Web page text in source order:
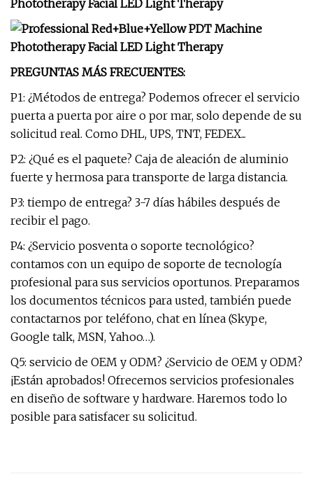
PREGUNTAS MÁS FRECUENTES:
P1: ¿Métodos de entrega? Podemos ofrecer el servicio
puerta a puerta por aire o por mar, solo depende de su
solicitud real. Como DHL, UPS, TNT, FEDEX...
P2: ¿Qué es el paquete? Caja de aleación de aluminio
fuerte y hermosa para transporte de larga distancia.
P3: tiempo de entrega? 3-7 días hábiles después de
recibir el pago.
P4: ¿Servicio posventa o soporte tecnológico?
contamos con un equipo de soporte de tecnología
profesional para sus servicios oportunos. Preparamos
los documentos técnicos para usted, también puede
contactarnos por teléfono, chat en línea (Skype,
Google talk, MSN, Yahoo…).
Q5: servicio de OEM y ODM? ¿Servicio de OEM y ODM?
¡Están aprobados! Ofrecemos servicios profesionales
en diseño de software y hardware. Haremos todo lo
posible para satisfacer su solicitud.